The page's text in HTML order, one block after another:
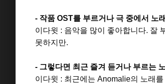
- 작품 OST를 부르거나 극 중에서 노
이다윗 : 음악을 많이 좋아합니다. 잘
못하지만.
- 그렇다면 최근 즐겨 듣거나 부르는
이다윗 : 최근에는 Anomalie의 노래